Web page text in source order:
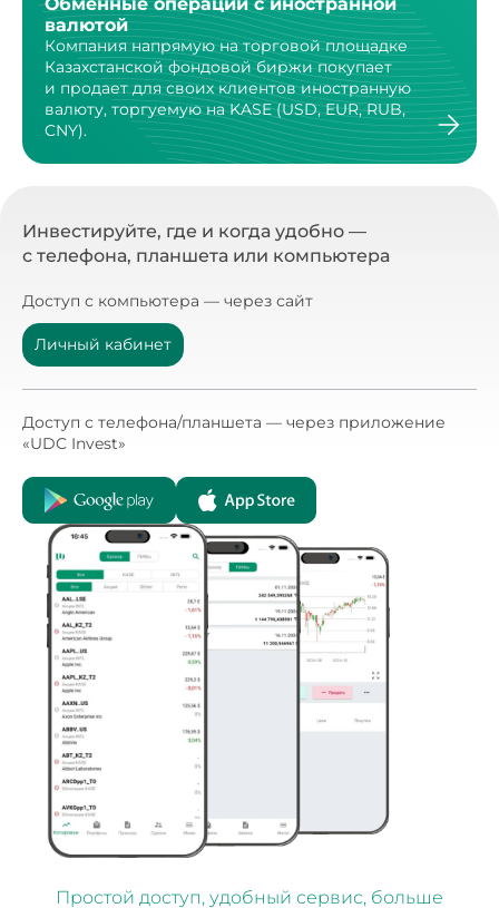
валютой
Компания напрямую на торговой площадке
Казахстанскойфондовой биржи покупает
и продает для своих клиентовиностранную
валюту, торгуемую на KASE (USD, EUR, RUB,
CNY).
Инвестируйте, где и когда удобно —
с телефона, планшета или компьютера
Доступ с компьютера — через сайт
Личный кабинет
Доступ с телефона/планшета — через приложение
«UDC Invest»
Простой доступ, удобный сервис, больше